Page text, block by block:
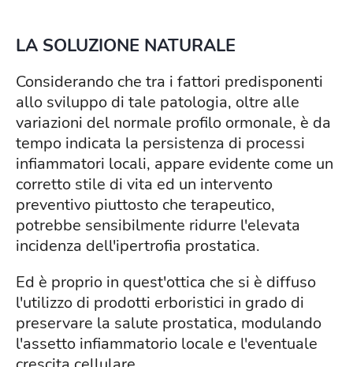
LA SOLUZIONE NATURALE
Considerando che tra i fattori predisponenti
allo sviluppo di tale patologia, oltre alle
variazioni del normale profilo ormonale, è da
tempo indicata la persistenza di processi
infiammatori locali, appare evidente come un
corretto stile di vita ed un intervento
preventivo piuttosto che terapeutico,
potrebbe sensibilmente ridurre l'elevata
incidenza dell'ipertrofia prostatica.
Ed è proprio in quest'ottica che si è diffuso
l'utilizzo di prodotti erboristici in grado di
preservare la salute prostatica, modulando
l'assetto infiammatorio locale e l'eventuale